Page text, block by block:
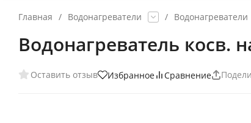
Главная / Водонагреватели / Водонагреватели
Водонагреватель косв.
Оставить отзыв Избранное Сравнение